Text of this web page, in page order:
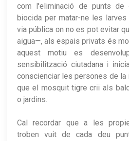
com l'eliminació de punts de
biocida per matar-ne les
via pública on no es pot evitar
aigua—, als espais privats és
aquest motiu es
sensibilització ciutadana i
conscienciar les persones de la
que el mosquit tigre criï als
o jardins.
Cal recordar que a les
troben vuit de cada deu